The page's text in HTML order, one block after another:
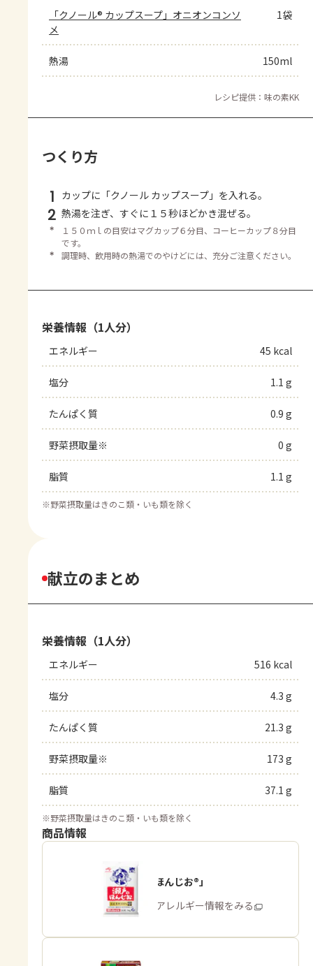
「クノール® カップスープ」オニオンコンソ
メ
1袋
熱湯 150ml
レシピ提供：味の素KK
つくり方
1 カップに「クノール カップスープ」を入れる。
2 熱湯を注ぎ、すぐに１５秒ほどかき混ぜる。
＊
１５０ｍｌの目安はマグカップ６分目、コーヒーカップ８分目
です。
＊
調理時、飲用時の熱湯でのやけどには、充分ご注意ください。
栄養情報（1人分）
エネルギー 45 kcal
塩分 1.1 g
たんぱく質 0.9 g
野菜摂取量※ 0 g
脂質 1.1 g
※野菜摂取量はきのこ類・いも類を除く
献立のまとめ
栄養情報（1人分）
エネルギー 516 kcal
塩分 4.3 g
たんぱく質 21.3 g
野菜摂取量※ 173 g
脂質 37.1 g
※野菜摂取量はきのこ類・いも類を除く
商品情報
「瀬戸のほんじお®」
商品・アレルギー情報をみる